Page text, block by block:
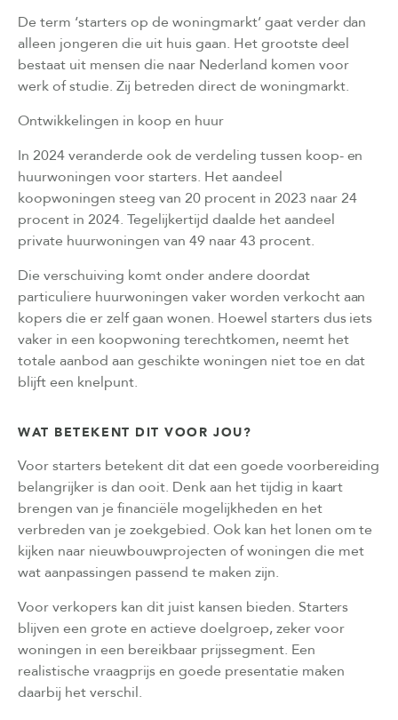
De term ‘starters op de woningmarkt’ gaat verder dan
alleen jongeren die uit huis gaan. Het grootste deel
bestaat uit mensen die naar Nederland komen voor
werk of studie. Zij betreden direct de woningmarkt.
Ontwikkelingen in koop en huur
In 2024 veranderde ook de verdeling tussen koop- en
huurwoningen voor starters. Het aandeel
koopwoningen steeg van 20 procent in 2023 naar 24
procent in 2024. Tegelijkertijd daalde het aandeel
private huurwoningen van 49 naar 43 procent.
Die verschuiving komt onder andere doordat
particuliere huurwoningen vaker worden verkocht aan
kopers die er zelf gaan wonen. Hoewel starters dus iets
vaker in een koopwoning terechtkomen, neemt het
totale aanbod aan geschikte woningen niet toe en dat
blijft een knelpunt.
WAT BETEKENT DIT VOOR JOU?
Voor starters betekent dit dat een goede voorbereiding
belangrijker is dan ooit. Denk aan het tijdig in kaart
brengen van je financiële mogelijkheden en het
verbreden van je zoekgebied. Ook kan het lonen om te
kijken naar nieuwbouwprojecten of woningen die met
wat aanpassingen passend te maken zijn.
Voor verkopers kan dit juist kansen bieden. Starters
blijven een grote en actieve doelgroep, zeker voor
woningen in een bereikbaar prijssegment. Een
realistische vraagprijs en goede presentatie maken
daarbij het verschil.